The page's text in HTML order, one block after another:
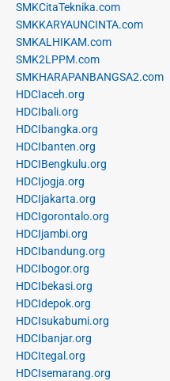
SMKCitaTeknika.com
SMKKARYAUNCINTA.com
SMKALHIKAM.com
SMK2LPPM.com
SMKHARAPANBANGSA2.com
HDCIaceh.org
HDCIbali.org
HDCIbangka.org
HDCIbanten.org
HDCIBengkulu.org
HDCIjogja.org
HDCIjakarta.org
HDCIgorontalo.org
HDCIjambi.org
HDCIbandung.org
HDCIbogor.org
HDCIbekasi.org
HDCIdepok.org
HDCIsukabumi.org
HDCIbanjar.org
HDCItegal.org
HDCIsemarang.org